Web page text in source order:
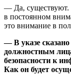
— Да, существуют.
в постоянном
это внимание в
— В указе
должностным
безопасности к
Как он будет